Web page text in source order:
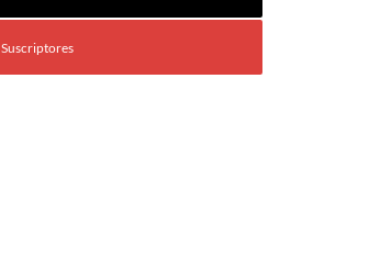
Suscriptores